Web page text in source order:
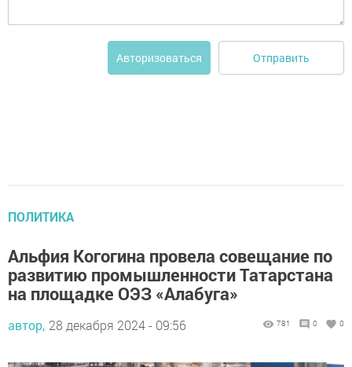
Авторизоваться Отправить
ПОЛИТИКА
Альфия Когогина провела совещание по
развитию промышленности Татарстана
на площадке ОЭЗ «Алабуга»
автор, 28 декабря 2024 - 09:56 781 0 0